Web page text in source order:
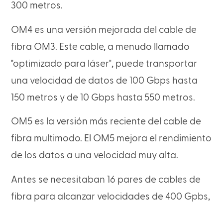
300 metros.
OM4 es una versión mejorada del cable de
fibra OM3. Este cable, a menudo llamado
"optimizado para láser", puede transportar
una velocidad de datos de 100 Gbps hasta
150 metros y de 10 Gbps hasta 550 metros.
OM5 es la versión más reciente del cable de
fibra multimodo. El OM5 mejora el rendimiento
de los datos a una velocidad muy alta.
Antes se necesitaban 16 pares de cables de
fibra para alcanzar velocidades de 400 Gpbs,